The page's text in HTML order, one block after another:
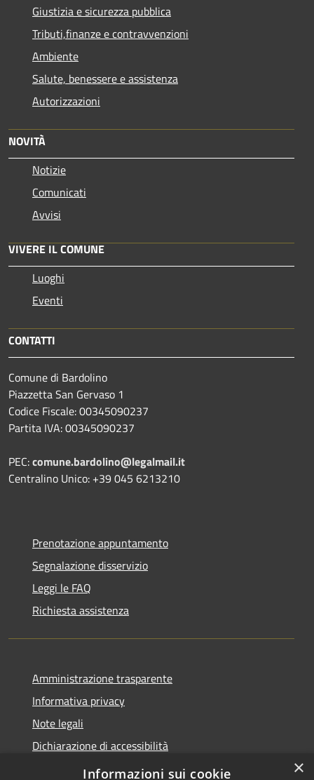
Giustizia e sicurezza pubblica
Tributi,finanze e contravvenzioni
Ambiente
Salute, benessere e assistenza
Autorizzazioni
NOVITÀ
Notizie
Comunicati
Avvisi
VIVERE IL COMUNE
Luoghi
Eventi
CONTATTI
Comune di Bardolino
Piazzetta San Gervaso 1
Codice Fiscale: 00345090237
Partita IVA: 00345090237
PEC:comune.bardolino@legalmail.it
Centralino Unico: +39 045 6213210
Prenotazione appuntamento
Segnalazione disservizio
Leggi le FAQ
Richiesta assistenza
Amministrazione trasparente
Informativa privacy
Note legali
Dichiarazione di accessibilità
Link app municipium
×
Informazioni sui cookie